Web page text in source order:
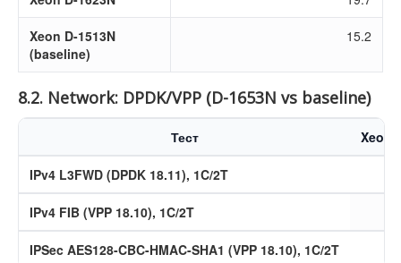
Xeon D-1513N
(baseline)
15.2
8.2. Network: DPDK/VPP (D-1653N vs baseline)
Тест Xeon
IPv4 L3FWD (DPDK 18.11), 1C/2T
IPv4 FIB (VPP 18.10), 1C/2T
IPSec AES128-CBC-HMAC-SHA1 (VPP 18.10), 1C/2T